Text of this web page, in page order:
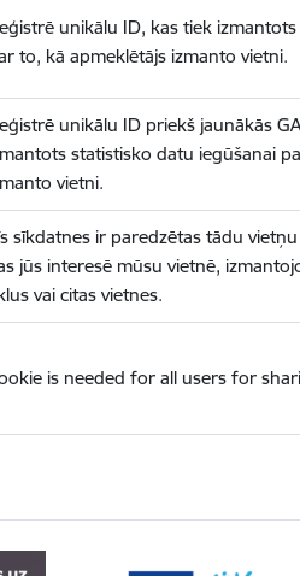
unikālu ID, kas tiek
to, kā apmeklētājs izmanto vietni.
unikālu ID priekš jaunākās
statistisko datu iegūšanai
vietni.
sīkdatnes ir paredzētas tādu
jūs interesē mūsu vietnē,
vai citas vietnes.
is needed for all users for